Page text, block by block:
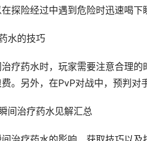
探险经过中遇到危险时迅速喝下
水的技巧
疗药水时，玩家需要注意合理
。另外，在PvP对战中，预判对
间治疗药水见解汇总